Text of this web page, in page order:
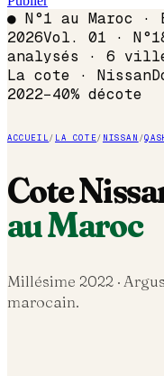
● N°1 au Maroc
2026Vol. 01 ·
analysés · 6
La cote · Nissan
2022−40% décote
ACCUEIL/ LA COTE/ NISSAN /
Cote
au Maroc
Millésime 2022 ·
marocain.